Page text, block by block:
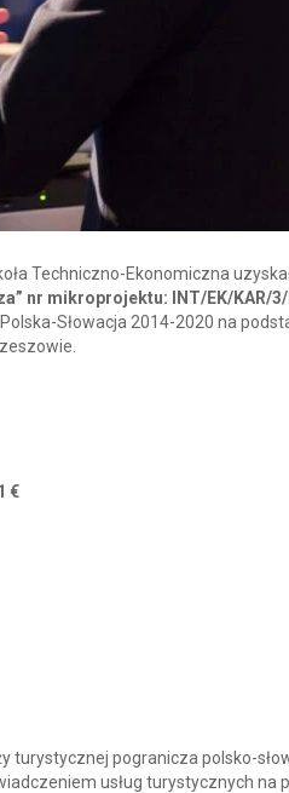
Techniczno-Ekonomiczna
nr mikroprojektu: INT/EK/KAR/
Słowacja 2014-2020 na
€
turystycznej pogranicza polsko-
usług turystycznych na